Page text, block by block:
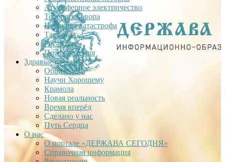
Атмосферное электричество
Теория заговора
Недавняя катастрофа
Тартария
Гиганты
Плоская Земля
Здравые проекты
Общее дело
Научи Хорошему
Крамола
Новая реальность
Время вперёд
Сделано у нас
Путь Сердца
О нас
О портале «ДЕРЖАВА СЕГОДНЯ»
Справочная информация